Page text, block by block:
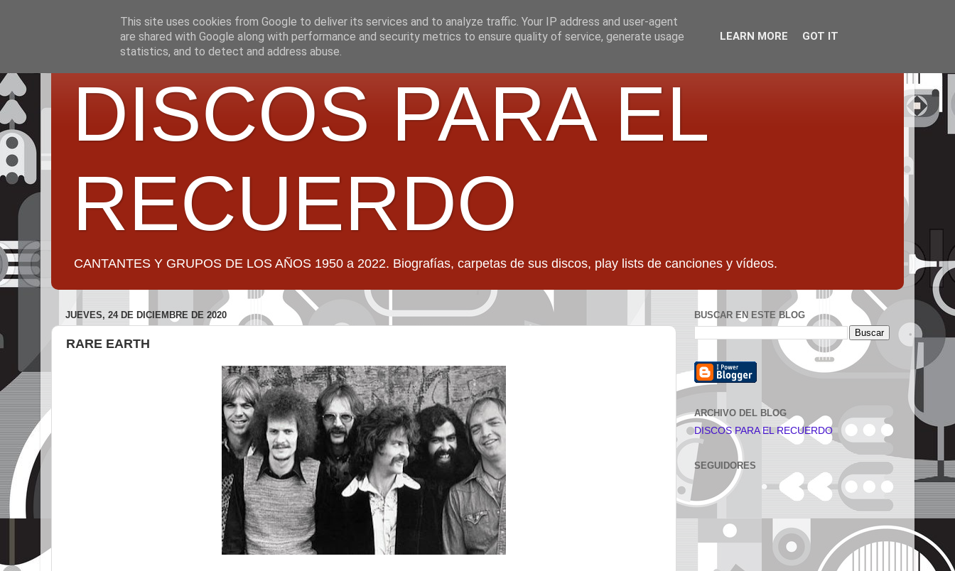
DISCOS PARA EL
RECUERDO
CANTANTES Y GRUPOS DE LOS AÑOS 1950 a 2022. Biografías, carpetas de sus discos, play lists de canciones y vídeos.
JUEVES, 24 DE DICIEMBRE DE 2020
RARE EARTH
BUSCAR EN ESTE BLOG
ARCHIVO DEL BLOG
DISCOS PARA EL RECUERDO
SEGUIDORES
This site uses cookies from Google to deliver its services and to analyze traffic. Your IP address and user-agent
are shared with Google along with performance and security metrics to ensure quality of service, generate usage
statistics, and to detect and address abuse.
LEARN MORE GOT IT